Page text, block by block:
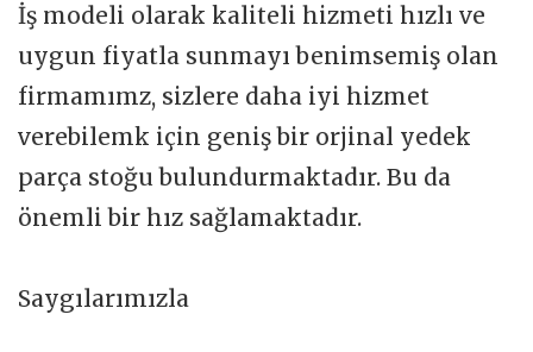
İş modeli olarak kaliteli hizmeti hızlı ve
uygun fiyatla sunmayı benimsemiş olan
firmamımz, sizlere daha iyi hizmet
verebilemk için geniş bir orjinal yedek
parça stoğu bulundurmaktadır. Bu da
önemli bir hız sağlamaktadır.
Saygılarımızla